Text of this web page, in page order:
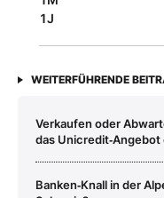
1J
WEITERFÜHRENDE
Verkaufen oder
das
Banken‑Knall in der